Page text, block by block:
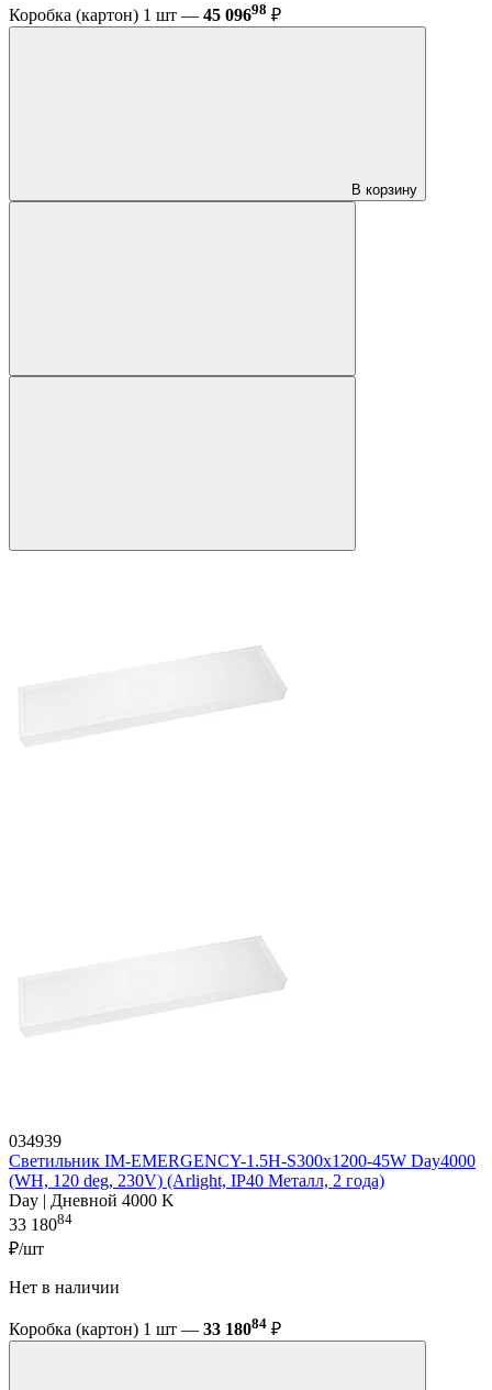
Коробка (картон) 1 шт — 45 09698 ₽
В корзину
034939
Светильник IM-EMERGENCY-1.5H-S300x1200-45W Day4000
(WH, 120 deg, 230V) (Arlight, IP40 Металл, 2 года)
Day | Дневной 4000 K
33 18084
₽/шт
Нет в наличии
Коробка (картон) 1 шт — 33 18084 ₽